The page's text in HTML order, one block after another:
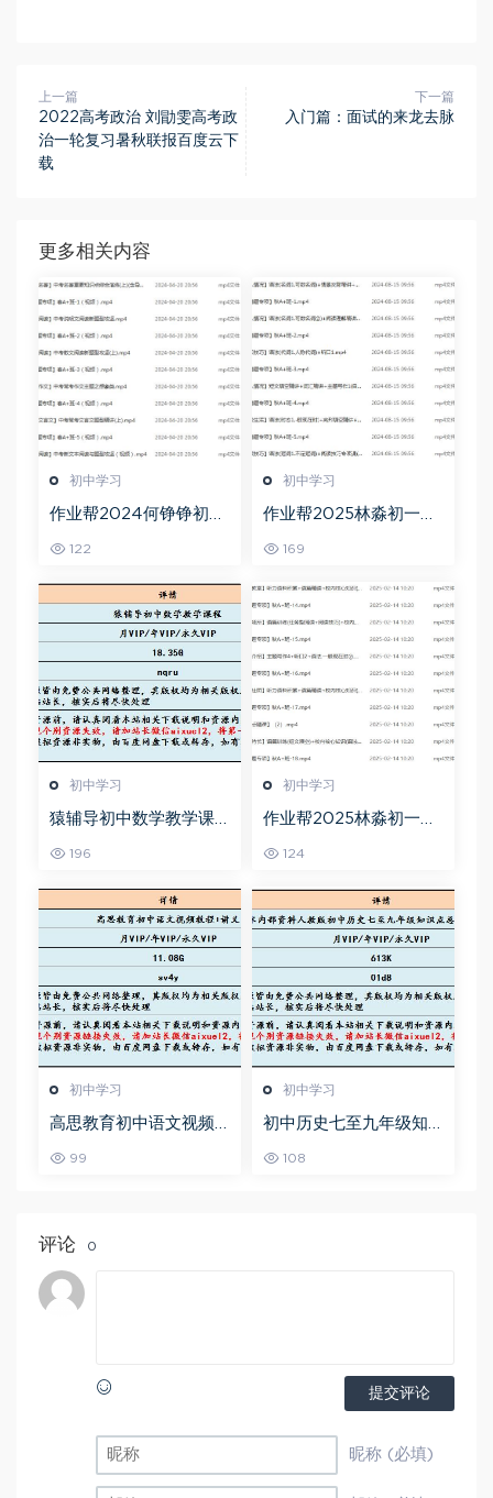
上一篇
2022高考政治 刘勖雯高考政
治一轮复习暑秋联报百度云下
载
下一篇
入门篇：面试的来龙去脉
更多相关内容
初中学习
作业帮2024何铮铮初三
122
初中学习
作业帮2025林淼初一英
169
初中学习
猿辅导初中数学教学课
35G百度网盘资源打包下
196
初中学习
作业帮2025林淼初一英
124
初中学习
高思教育初中语文视频
全部课程
99
初中学习
初中历史七至九年级知
衡水内部资料人教版，
108
评论 0
提交评论
昵称 (必填)